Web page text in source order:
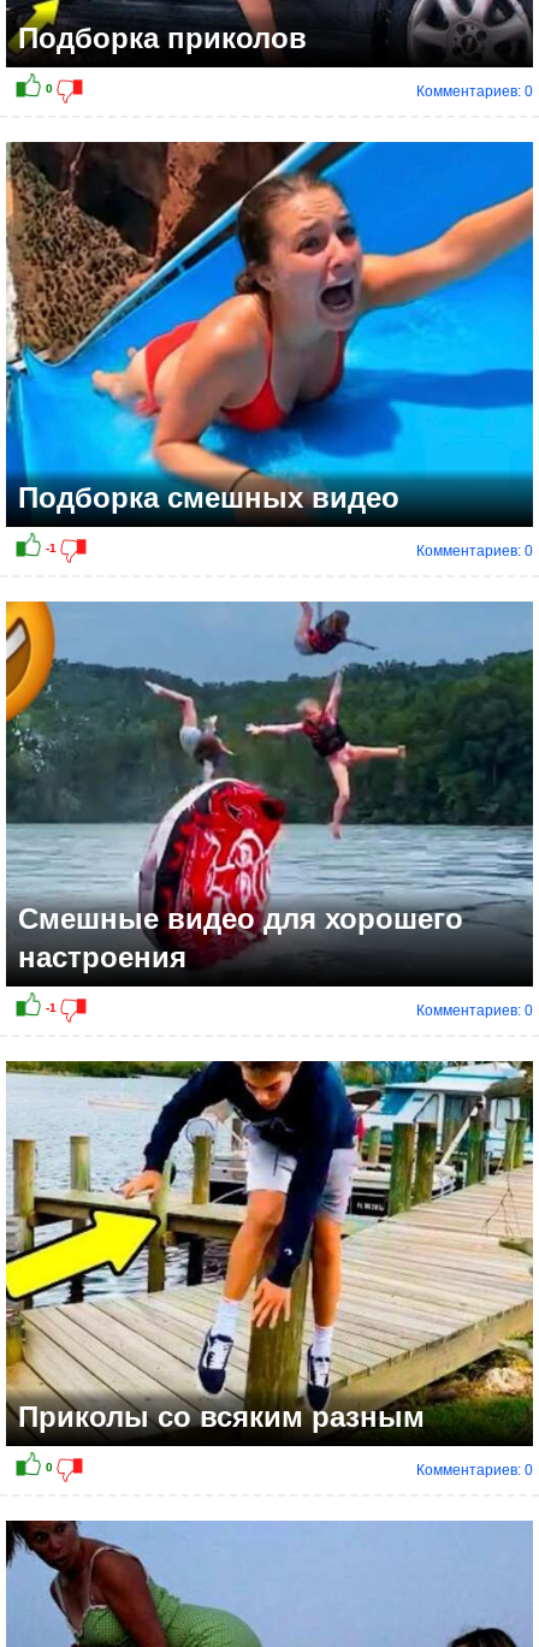
0
Подборка приколов
Комментариев: 0
Подборка смешных видео
Комментариев: 0
Смешные видео для хорошего
настроения
Комментариев: 0
Приколы со всяким разным
Комментариев: 0